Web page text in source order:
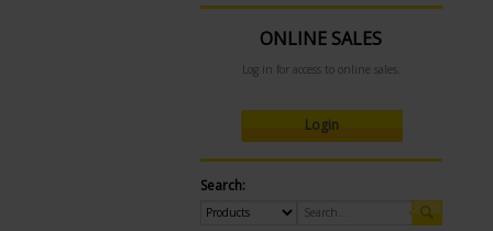
ONLINE SALES
Log in for access to online sales.
Login
Search: